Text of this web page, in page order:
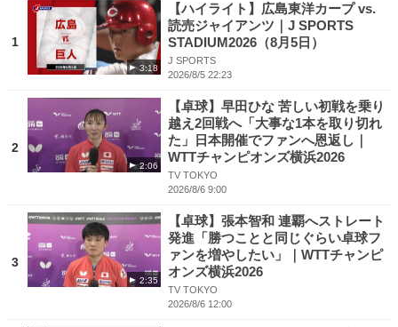
1
3:18
【ハイライト】広島東洋カープ vs.
読売ジャイアンツ｜J SPORTS
STADIUM2026（8月5日）
J SPORTS
2026/8/5 22:23
2
2:06
【卓球】早田ひな 苦しい初戦を乗り
越え2回戦へ「大事な1本を取り切れ
た」日本開催でファンへ恩返し｜
WTTチャンピオンズ横浜2026
TV TOKYO
2026/8/6 9:00
3
2:35
【卓球】張本智和 連覇へストレート
発進「勝つことと同じぐらい卓球フ
ァンを増やしたい」｜WTTチャンピ
オンズ横浜2026
TV TOKYO
2026/8/6 12:00